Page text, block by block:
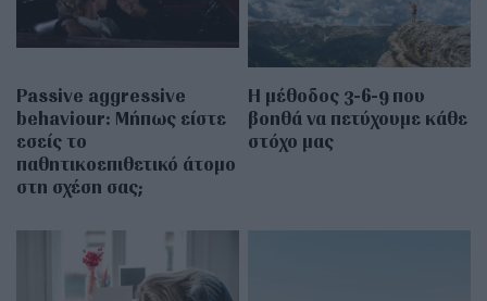
Passive aggressive
behaviour: Μήπως είστε
εσείς το
παθητικοεπιθετικό άτομο
στη σχέση σας;
Η μέθοδος 3-6-9 που
βοηθά να πετύχουμε κάθε
στόχο μας